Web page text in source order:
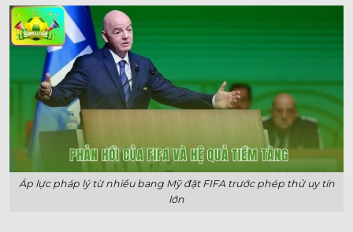
Áp lực pháp lý từ nhiều bang Mỹ đặt FIFA trước phép thử uy tín
lớn